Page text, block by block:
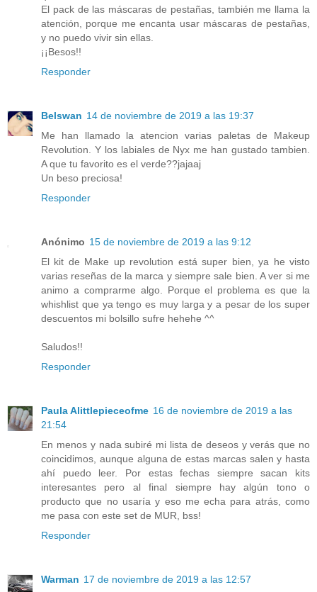
El pack de las máscaras de pestañas, también me llama la
atención, porque me encanta usar máscaras de pestañas,
y no puedo vivir sin ellas.
¡¡Besos!!
Responder
Belswan 14 de noviembre de 2019 a las 19:37
Me han llamado la atencion varias paletas de Makeup
Revolution. Y los labiales de Nyx me han gustado tambien.
A que tu favorito es el verde??jajaaj
Un beso preciosa!
Responder
Anónimo 15 de noviembre de 2019 a las 9:12
El kit de Make up revolution está super bien, ya he visto
varias reseñas de la marca y siempre sale bien. A ver si me
animo a comprarme algo. Porque el problema es que la
whishlist que ya tengo es muy larga y a pesar de los super
descuentos mi bolsillo sufre hehehe ^^
Saludos!!
Responder
Paula Alittlepieceofme 16 de noviembre de 2019 a las
21:54
En menos y nada subiré mi lista de deseos y verás que no
coincidimos, aunque alguna de estas marcas salen y hasta
ahí puedo leer. Por estas fechas siempre sacan kits
interesantes pero al final siempre hay algún tono o
producto que no usaría y eso me echa para atrás, como
me pasa con este set de MUR, bss!
Responder
Warman 17 de noviembre de 2019 a las 12:57